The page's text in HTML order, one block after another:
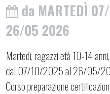
da MARTEDÌ
26/05 2026
Martedì, ragazzi età 10-14
dal 07/10/2025 al 26/05/
Corso preparazione